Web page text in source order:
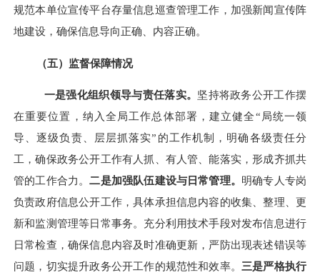
规范本单位宣传平台存量信息巡查管理工作，加强新闻宣传阵
地建设，确保信息导向正确、内容正确。
（五）监督保障情况
一是强化组织领导与责任落实。 坚持将政务公开工作摆
在重要位置，纳入全局工作总体部署，建立健全“局统一领
导、逐级负责、层层抓落实”的工作机制，明确各级责任分
工，确保政务公开工作有人抓、有人管、能落实，形成齐抓共
管的工作合力。二是加强队伍建设与日常管理。 明确专人专岗
负责政府信息公开工作，具体承担信息内容的收集、整理、更
新和监测管理等日常事务。充分利用技术手段对发布信息进行
日常检查，确保信息内容及时准确更新，严防出现表述错误等
问题，切实提升政务公开工作的规范性和效率。 三是严格执行